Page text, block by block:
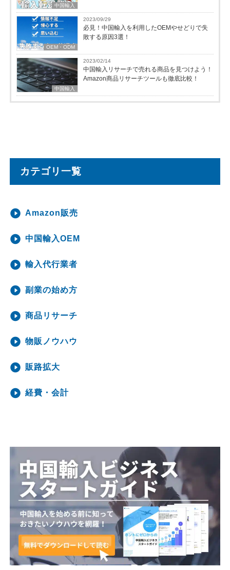
中国輸入
OEM・ODM
2023/09/29
必見！中国輸入を利用したOEMやせどりで失
敗する原因3選！
中国輸入
2023/02/14
中国輸入リサーチで売れる商品を見つけよう！
Amazon商品リサーチツールも徹底比較！
カテゴリ一覧
Amazon販売
中国輸入OEM
輸入代行業者
副業の始め方
商品リサーチ
物販ノウハウ
販路拡大
経費・会計